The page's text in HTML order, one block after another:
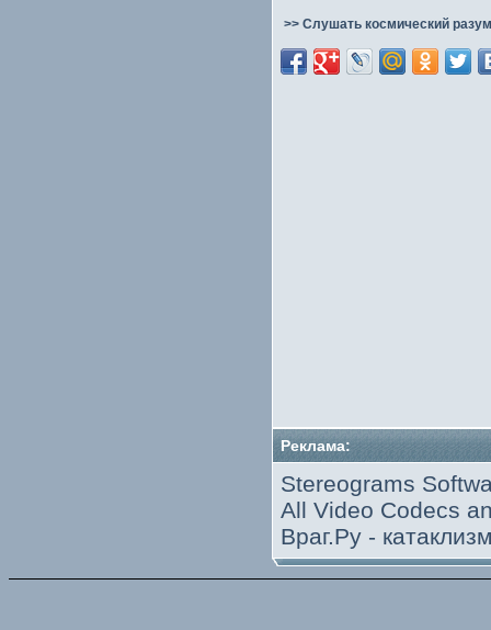
>> Слушать космический
Реклама:
Stereograms
All Video Codecs
Враг.Ру -